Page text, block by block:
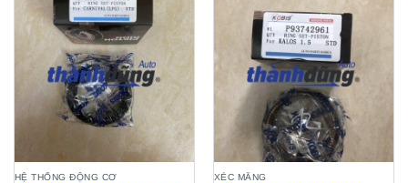
HỆ THỐNG ĐỘNG CƠ XÉC MĂNG